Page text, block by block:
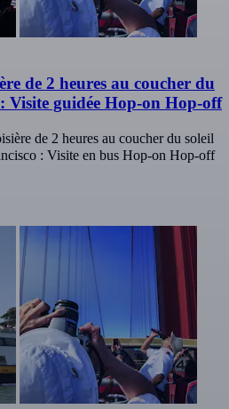
de 2 heures au coucher du
Visite guidée Hop-on Hop-off
de 2 heures au coucher du soleil
: Visite en bus Hop-on Hop-off